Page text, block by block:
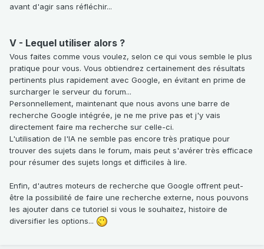
avant d'agir sans réfléchir...
V - Lequel utiliser alors ?
Vous faites comme vous voulez, selon ce qui vous semble le plus
pratique pour vous. Vous obtiendrez certainement des résultats
pertinents plus rapidement avec Google, en évitant en prime de
surcharger le serveur du forum...
Personnellement, maintenant que nous avons une barre de
recherche Google intégrée, je ne me prive pas et j'y vais
directement faire ma recherche sur celle-ci.
L'utilisation de l'IA ne semble pas encore très pratique pour
trouver des sujets dans le forum, mais peut s'avérer très efficace
pour résumer des sujets longs et difficiles à lire.
Enfin, d'autres moteurs de recherche que Google offrent peut-
être la possibilité de faire une recherche externe, nous pouvons
les ajouter dans ce tutoriel si vous le souhaitez, histoire de
diversifier les options...